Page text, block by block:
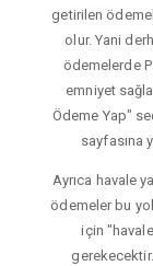
getirilen
olur. Yani
ödemelerde
emniyet
Ödeme Yap"
sayfasına
Ayrıca havale
ödemeler bu
için